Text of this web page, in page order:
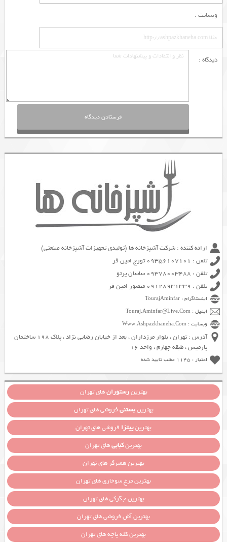
وبسایت :
دیدگاه :
ارائه کننده : شرکت آشپزخانه ها (تولیدی تجهیزات آشپزخانه صنعتی)
تلفن : 09356107101 تورج امین فر
تلفن : 09378003488 ساسان پرتو
تلفن : 09128931339 منصور امین فر
اینستاگرام : TourajAminfar
ایمیل : Touraj.Aminfar@Live.Com
وبسایت : Www.Ashpazkhaneha.Com
آدرس : تهران ، بلوار مرزداران ، بعد از خیابان رضایی نژاد ، پلاک 198 ساختمان
پارمیس ، طبقه چهارم ، واحد 16
اعتبار : 1145 مطلب تایید شده
بهترینرستورانهای تهران
بهترینبستنی فروشی های تهران
بهترینپیتزا فروشی های تهران
بهترینکبابیهای تهران
بهترین همبرگر های تهران
بهترین مرغ سوخاری های تهران
بهترین جگرکی های تهران
بهترین آش فروشی های تهران
بهترین کله پاچه های تهران